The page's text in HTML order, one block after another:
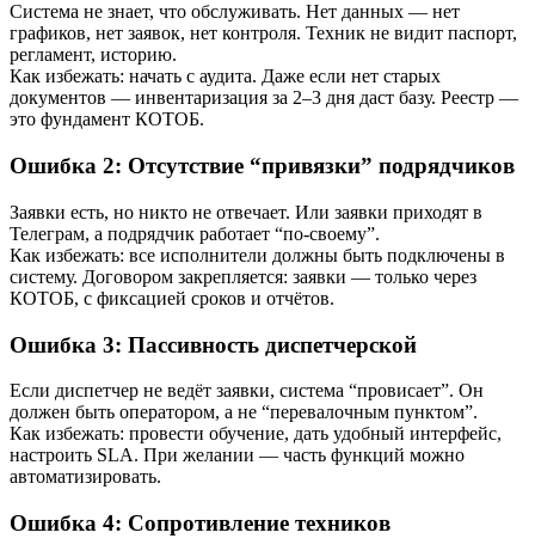
Система не знает, что обслуживать. Нет данных — нет
графиков, нет заявок, нет контроля. Техник не видит паспорт,
регламент, историю.
Как избежать: начать с аудита. Даже если нет старых
документов — инвентаризация за 2–3 дня даст базу. Реестр —
это фундамент КОТОБ.
Ошибка 2: Отсутствие “привязки” подрядчиков
Заявки есть, но никто не отвечает. Или заявки приходят в
Телеграм, а подрядчик работает “по-своему”.
Как избежать: все исполнители должны быть подключены в
систему. Договором закрепляется: заявки — только через
КОТОБ, с фиксацией сроков и отчётов.
Ошибка 3: Пассивность диспетчерской
Если диспетчер не ведёт заявки, система “провисает”. Он
должен быть оператором, а не “перевалочным пунктом”.
Как избежать: провести обучение, дать удобный интерфейс,
настроить SLA. При желании — часть функций можно
автоматизировать.
Ошибка 4: Сопротивление техников